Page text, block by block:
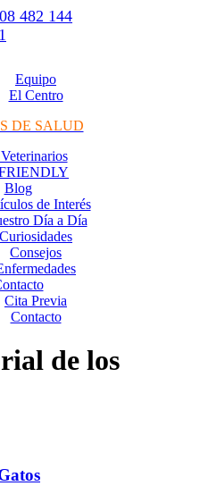
482 144
Equipo
El Centro
DE SALUD
Blog
de Interés
Día a Día
Curiosidades
Consejos
Cita Previa
Contacto
de los